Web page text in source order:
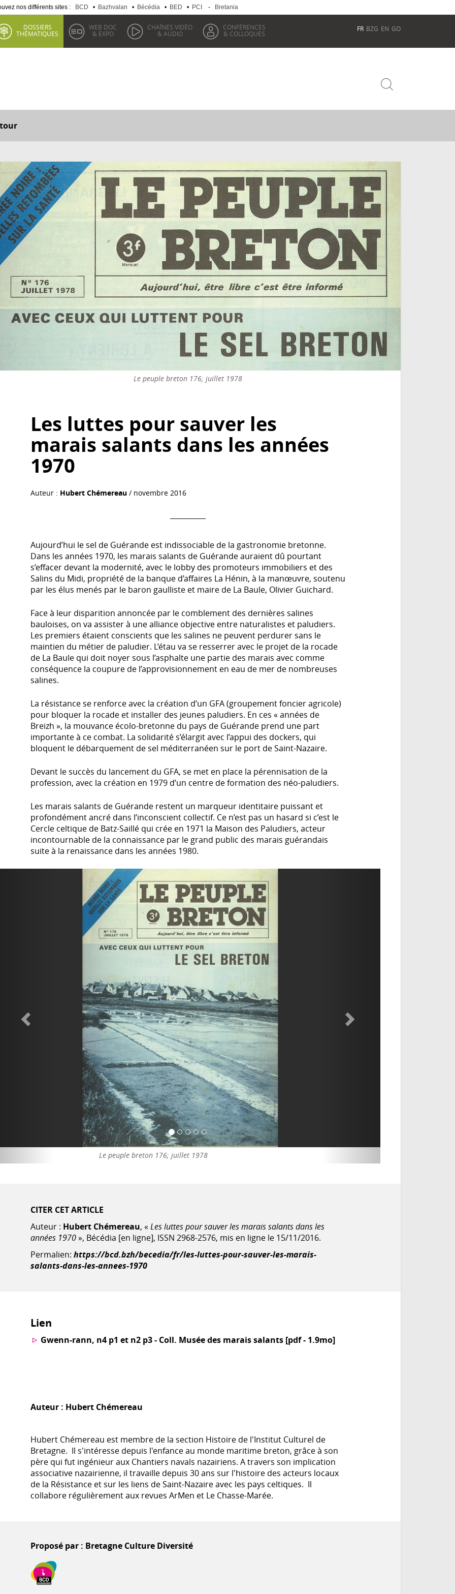
nos différents sites : BCD • Bazhvalan • Bécédia • BED • PCI - Bretania
DOSSIERS
THÉMATIQUES
WEB DOC
& EXPO
CHAÎNES VIDÉO
& AUDIO
CONFÉRENCES
& COLLOQUES
FR BZG EN GO
Le peuple breton 176; juillet 1978
Les luttes pour sauver les
marais salants dans les années
1970
Auteur : Hubert Chémereau / novembre 2016
Aujourd’hui le sel de Guérande est indissociable de la gastronomie bretonne.
Dans les années 1970, les marais salants de Guérande auraient dû pourtant
s’effacer devant la modernité, avec le lobby des promoteurs immobiliers et des
Salins du Midi, propriété de la banque d’affaires La Hénin, à la manœuvre, soutenu
par les élus menés par le baron gaulliste et maire de La Baule, Olivier Guichard.
Face à leur disparition annoncée par le comblement des dernières salines
bauloises, on va assister à une alliance objective entre naturalistes et paludiers.
Les premiers étaient conscients que les salines ne peuvent perdurer sans le
maintien du métier de paludier. L’étau va se resserrer avec le projet de la rocade
de La Baule qui doit noyer sous l’asphalte une partie des marais avec comme
conséquence la coupure de l’approvisionnement en eau de mer de nombreuses
salines.
La résistance se renforce avec la création d’un GFA (groupement foncier agricole)
pour bloquer la rocade et installer des jeunes paludiers. En ces « années de
Breizh », la mouvance écolo-bretonne du pays de Guérande prend une part
importante à ce combat. La solidarité s’élargit avec l’appui des dockers, qui
bloquent le débarquement de sel méditerranéen sur le port de Saint-Nazaire.
Devant le succès du lancement du GFA, se met en place la pérennisation de la
profession, avec la création en 1979 d’un centre de formation des néo-paludiers.
Les marais salants de Guérande restent un marqueur identitaire puissant et
profondément ancré dans l’inconscient collectif. Ce n’est pas un hasard si c’est le
Cercle celtique de Batz-Saillé qui crée en 1971 la Maison des Paludiers, acteur
incontournable de la connaissance par le grand public des marais guérandais
suite à la renaissance dans les années 1980.
Affiche contre la rocade
CITER CET ARTICLE
Auteur : Hubert Chémereau, «Les luttes pour sauver les marais salants dans les
années 1970», Bécédia [en ligne], ISSN 2968-2576, mis en ligne le 15/11/2016.
Permalien:https://bcd.bzh/becedia/fr/les-luttes-pour-sauver-les-marais-
salants-dans-les-annees-1970
Lien
Gwenn-rann, n4 p1 et n2 p3 - Coll. Musée des marais salants [pdf - 1.9mo]
Auteur : Hubert Chémereau
Hubert Chémereau est membre de la section Histoire de l'Institut Culturel de
Bretagne. Il s'intéresse depuis l'enfance au monde maritime breton, grâce à son
père qui fut ingénieur aux Chantiers navals nazairiens. A travers son implication
associative nazairienne, il travaille depuis 30 ans sur l'histoire des acteurs locaux
de la Résistance et sur les liens de Saint-Nazaire avec les pays celtiques. Il
collabore régulièrement aux revues ArMen et Le Chasse-Marée.
Proposé par : Bretagne Culture Diversité